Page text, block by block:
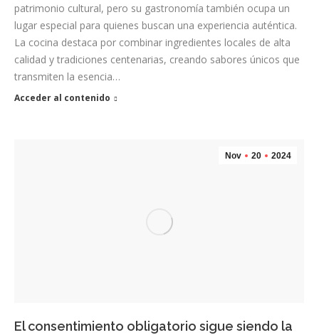
patrimonio cultural, pero su gastronomía también ocupa un
lugar especial para quienes buscan una experiencia auténtica.
La cocina destaca por combinar ingredientes locales de alta
calidad y tradiciones centenarias, creando sabores únicos que
transmiten la esencia…
Acceder al contenido
Nov 20 2024
El consentimiento obligatorio sigue siendo la